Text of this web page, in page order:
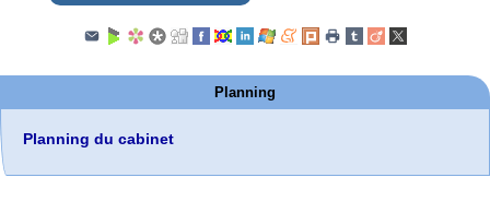
Planning
Planning du cabinet